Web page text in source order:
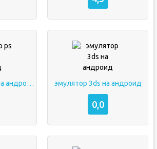
Эмулятор ps vita на андроид эмулятор 3ds на андроид
0,0